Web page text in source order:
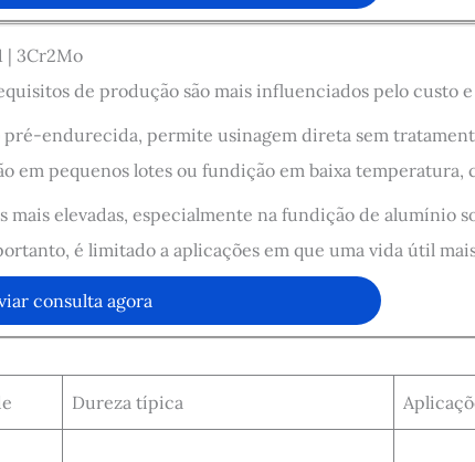
| 3Cr2Mo
de produção são mais influenciados pelo custo
endurecida, permite usinagem direta sem
em pequenos lotes ou fundição em baixa temperatura,
mais elevadas, especialmente na fundição de alumínio
é limitado a aplicações em que uma vida útil
consulta agora
Dureza típica